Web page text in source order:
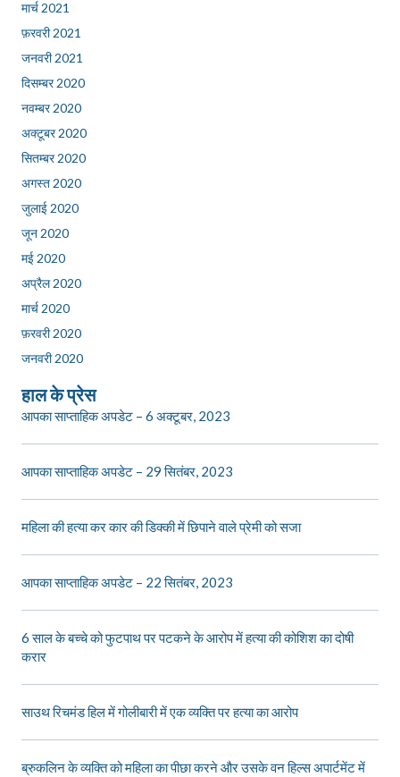
मार्च 2021
फ़रवरी 2021
जनवरी 2021
दिसम्बर 2020
नवम्बर 2020
अक्टूबर 2020
सितम्बर 2020
अगस्त 2020
जुलाई 2020
जून 2020
मई 2020
अप्रैल 2020
मार्च 2020
फ़रवरी 2020
जनवरी 2020
हाल के प्रेस
आपका साप्ताहिक अपडेट – 6 अक्टूबर, 2023
आपका साप्ताहिक अपडेट – 29 सितंबर, 2023
महिला की हत्या कर कार की डिक्की में छिपाने वाले प्रेमी को सजा
आपका साप्ताहिक अपडेट – 22 सितंबर, 2023
6 साल के बच्चे को फुटपाथ पर पटकने के आरोप में हत्या की कोशिश का दोषी
करार
साउथ रिचमंड हिल में गोलीबारी में एक व्यक्ति पर हत्या का आरोप
ब्रुकलिन के व्यक्ति को महिला का पीछा करने और उसके वन हिल्स अपार्टमेंट में